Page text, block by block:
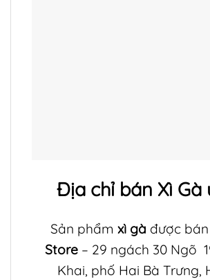
Địa chỉ bán Xì Gà
Sản phẩm xì gà được
Store– 29 ngách 30 Ngõ
Khai, phố Hai Bà Trưng,